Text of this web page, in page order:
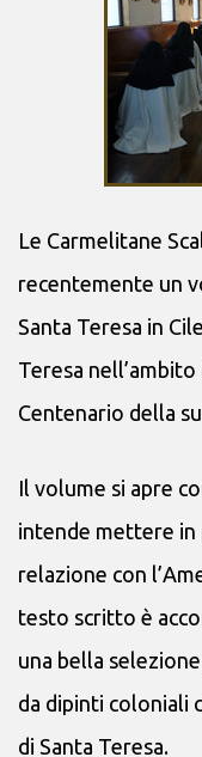
Le Carmelitane
recentemente un
Santa Teresa in
Teresa
Centenario della
Il volume si apre
intende mettere in
relazione con
testo scritto è
una bella
da dipinti coloniali
di Santa Teresa.